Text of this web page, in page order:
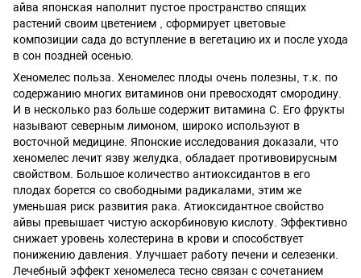
айва японская наполнит пустое пространство спящих
растений своим цветением , сформирует цветовые
композиции сада до вступление в вегетацию их и после ухода
в сон поздней осенью.
Хеномелес польза. Хеномелес плоды очень полезны, т.к. по
содержанию многих витаминов они превосходят смородину.
И в несколько раз больше содержит витамина С. Его фрукты
называют северным лимоном, широко используют в
восточной медицине. Японские исследования доказали, что
хеномелес лечит язву желудка, обладает противовирусным
свойством. Большое количество антиоксидантов в его
плодах борется со свободными радикалами, этим же
уменьшая риск развития рака. Атиоксидантное свойство
айвы превышает чистую аскорбиновую кислоту. Эффективно
снижает уровень холестерина в крови и способствует
понижению давления. Улучшает работу печени и селезенки.
Лечебный эффект хеномелеса тесно связан с сочетанием